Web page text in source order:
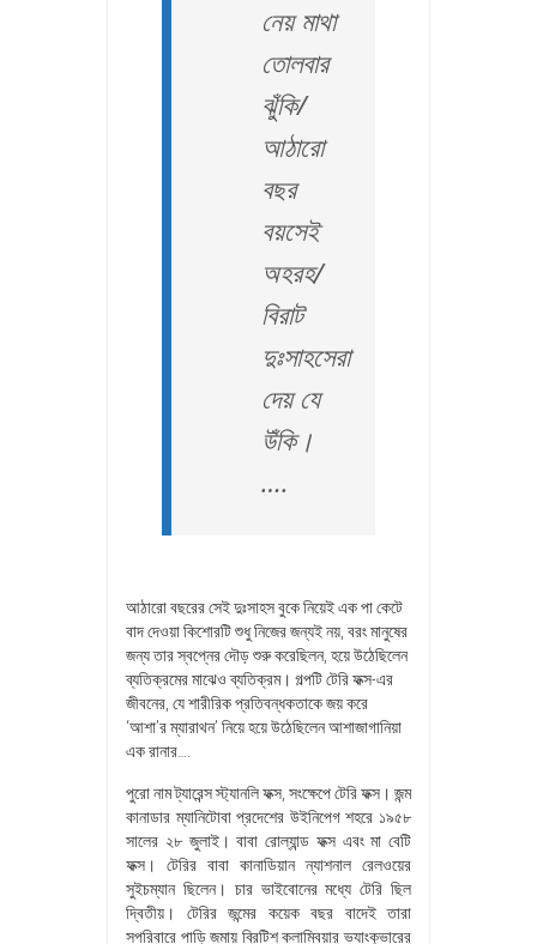
নেয় মাথা
তোলবার
ঝুঁকি/
আঠারো
বছর
বয়সেই
অহরহ/
বিরাট
দুঃসাহসেরা
দেয় যে
উঁকি।
….
আঠারো বছরের সেই দুঃসাহস বুকে নিয়েই এক পা কেটে
বাদ দেওয়া কিশোরটি শুধু নিজের জন্যই নয়, বরং মানুষের
জন্য তার স্বপ্নের দৌড় শুরু করেছিলন, হয়ে উঠেছিলেন
ব্যতিক্রমের মাঝেও ব্যতিক্রম। গল্পটি টেরি ফক্স-এর
জীবনের, যে শারীরিক প্রতিবন্ধকতাকে জয় করে
‘আশা’র ম্যারাথন’ নিয়ে হয়ে উঠেছিলেন আশাজাগানিয়া
এক রানার….
পুরো নাম ট্যারেন্স স্ট্যানলি ফক্স, সংক্ষেপে টেরি ফক্স। জন্ম
কানাডার ম্যানিটোবা প্রদেশের উইনিপেগ শহরে ১৯৫৮
সালের ২৮ জুলাই। বাবা রোল্যান্ড ফক্স এবং মা বেটি
ফক্স। টেরির বাবা কানাডিয়ান ন্যাশনাল রেলওয়ের
সুইচম্যান ছিলেন। চার ভাইবোনের মধ্যে টেরি ছিল
দ্বিতীয়। টেরির জন্মের কয়েক বছর বাদেই তারা
সপরিবারে পাড়ি জমায় ব্রিটিশ কলাম্বিয়ার ভ্যাংকুভারের